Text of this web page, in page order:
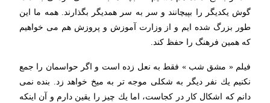
گوش یكدیگر را بپیچانند و سر به سر همدیگر بگذارند. همه ما این
طور بزرگ شده ایم و از وزارت آموزش و پروزش هم می خواهیم
كه همین فرهنگ را حفظ كند.
فیلم « مشق شب » فقط به نعل زده است و اگر حواسمان را جمع
نكنیم یك نفر دیگر به شکلی موجه تر به میخ خواهد زد. بنده نمی
دانم كه اشكال كار در كجاست، اما یك چیز را یقین دارم و آن اینكه